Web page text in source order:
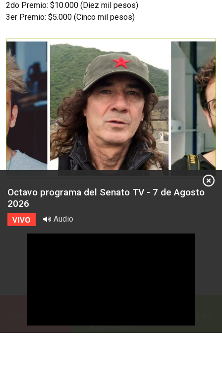
2do Premio: $10.000 (Diez mil pesos)
3er Premio: $5.000 (Cinco mil pesos)
Entre Ríos
Octavo programa del Senato TV - 7 de Agosto
2026
VIVO Audio